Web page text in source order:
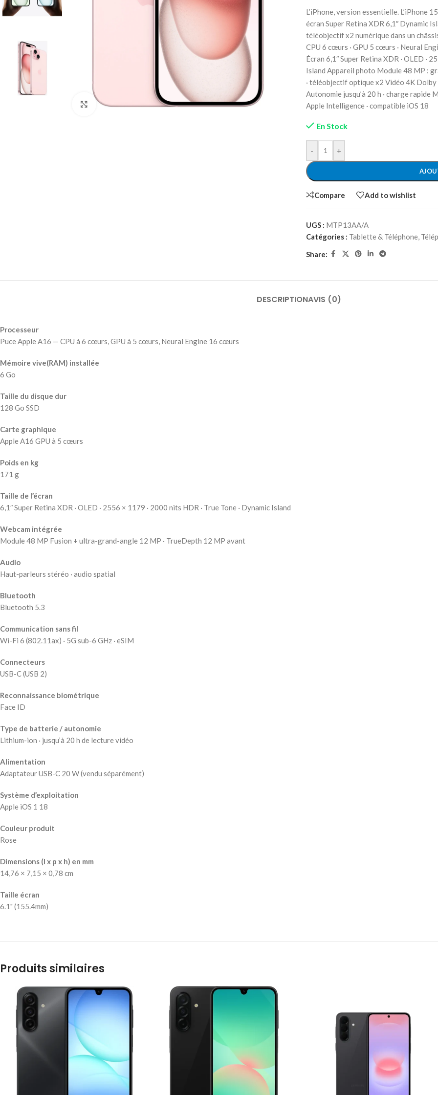
Click to enlarge
L’iPhone, version essentielle. L’iPhone
écran Super Retina XDR 6,1″ Dynamic
téléobjectif x2 numérique dans un
CPU 6 cœurs · GPU 5 cœurs · Neural
Écran 6,1″ Super Retina XDR · OLED ·
Island Appareil photo Module 48 MP :
· téléobjectif optique x2 Vidéo 4K
Autonomie jusqu’à 20 h · charge rapide
Apple Intelligence · compatible iOS 18
En Stock
- +
Compare Add to wishlist
UGS : MTP13AA/A
Catégories : Tablette & Téléphone,
Share:
DESCRIPTIONAVIS (0)
Processeur
Puce Apple A16 — CPU à 6 cœurs, GPU à 5 cœurs, Neural Engine 16 cœurs
Mémoire vive(RAM) installée
6 Go
Taille du disque dur
128 Go SSD
Carte graphique
Apple A16 GPU à 5 cœurs
Poids en kg
171 g
Taille de l’écran
6,1″ Super Retina XDR · OLED · 2556 × 1179 · 2000 nits HDR · True Tone · Dynamic Island
Webcam intégrée
Module 48 MP Fusion + ultra-grand-angle 12 MP · TrueDepth 12 MP avant
Audio
Haut-parleurs stéréo · audio spatial
Bluetooth
Bluetooth 5.3
Communication sans fil
Wi-Fi 6 (802.11ax) · 5G sub-6 GHz · eSIM
Connecteurs
USB-C (USB 2)
Reconnaissance biométrique
Face ID
Type de batterie / autonomie
Lithium-ion · jusqu’à 20 h de lecture vidéo
Alimentation
Adaptateur USB-C 20 W (vendu séparément)
Système d’exploitation
Apple iOS 1 18
Couleur produit
Rose
Dimensions (l x p x h) en mm
14,76 × 7,15 × 0,78 cm
Taille écran
6.1" (155.4mm)
Produits similaires